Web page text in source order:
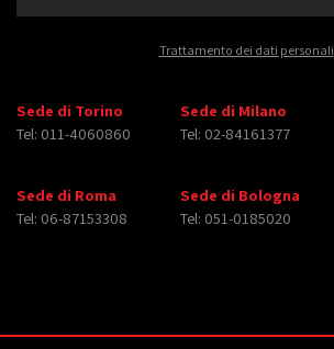
Trattamento dei dati personali
Sede di Torino
Tel: 011-4060860
Sede di Milano
Tel: 02-84161377
Sede di Roma
Tel: 06-87153308
Sede di Bologna
Tel: 051-0185020